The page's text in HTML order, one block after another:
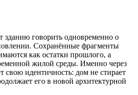
зданию говорить одновременно о
Сохранённые фрагменты
как остатки прошлого, а
жилой среды. Именно через
свою идентичность: дом не стирает
его в новой архитектурной